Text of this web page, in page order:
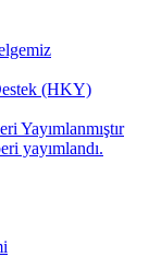
(HKY)
Yayımlanmıştır
yayımlandı.